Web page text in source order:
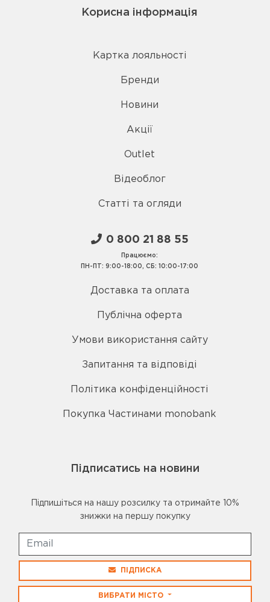
Корисна інформація
Картка лояльності
Бренди
Новини
Акції
Outlet
Відеоблог
Статті та огляди
0 800 21 88 55
Працюємо:
ПН-ПТ: 9:00-18:00, СБ: 10:00-17:00
Доставка та оплата
Публічна оферта
Умови використання сайту
Запитання та відповіді
Політика конфіденційності
Покупка Частинами monobank
Підписатись на новини
Підпишіться на нашу розсилку та отримайте 10%
знижки на першу покупку
ПІДПИСКА
ВИБРАТИ МІСТО